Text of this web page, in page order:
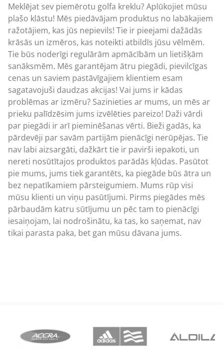
Meklējat sev piemērotu golfa kreklu? Aplūkojiet mūsu
plašo klāstu! Mēs piedāvājam produktus no labākajiem
ražotājiem, kas jūs nepievils! Tie ir pieejami dažādās
krāsās un izmēros, kas noteikti atbildīs jūsu vēlmēm.
Tie būs noderīgi regulārām apmācībām un lietišķām
sanāksmēm. Mēs garantējam ātru piegādi, pievilcīgas
cenas un saviem pastāvīgajiem klientiem esam
sagatavojuši daudzas akcijas! Vai jums ir kādas
problēmas ar izmēru? Sazinieties ar mums, un mēs ar
prieku palīdzēsim jums izvēlēties pareizo! Daži vārdi
par piegādi ir arī pieminēšanas vērti. Bieži gadās, ka
pārdevēji par savām partijām pienācīgi nerūpējas. Tie
nav labi aizsargāti, dažkārt tie ir pavirši iepakoti, un
nereti nosūtītajos produktos parādās kļūdas. Pasūtot
pie mums, jums tiek garantēts, ka piegāde būs ātra un
bez nepatīkamiem pārsteigumiem. Mums rūp visi
mūsu klienti un viņu pasūtījumi. Pirms piegādes mēs
pārbaudām katru sūtījumu un pēc tam to pienācīgi
iesaiņojam, lai nodrošinātu, ka tas, ko saņemat, nav
tikai parasta paka, bet gan mūsu dāvana jums.